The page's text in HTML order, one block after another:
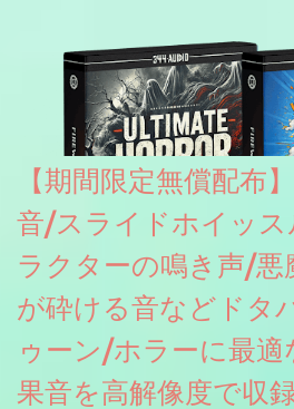
【期間限定無償配布
音/スライドホイッス
ラクターの鳴き声/悪
が砕ける音などドタ
ゥーン/ホラーに最適
果音を高解像度で収